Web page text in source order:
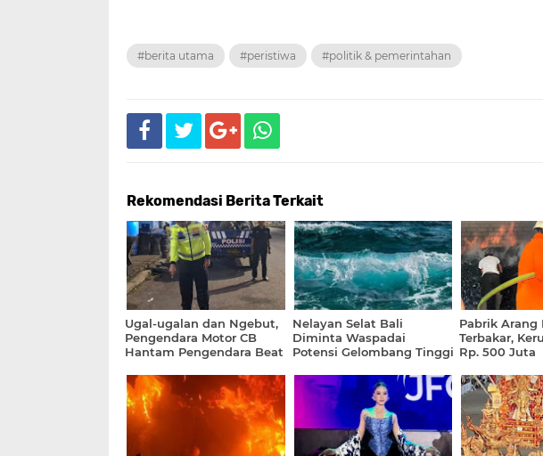
#berita utama #peristiwa #politik & pemerintahan
Rekomendasi Berita Terkait
Ugal-ugalan dan Ngebut,
Pengendara Motor CB
Hantam Pengendara Beat
Nelayan Selat Bali
Diminta Waspadai
Potensi Gelombang Tinggi
Pabrik Arang
Terbakar,
Rp. 500 Juta